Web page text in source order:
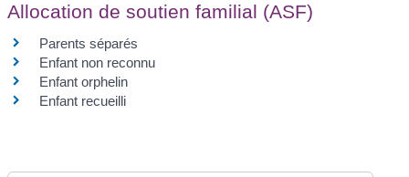
Allocation de soutien familial (ASF)
Parents séparés
Enfant non reconnu
Enfant orphelin
Enfant recueilli